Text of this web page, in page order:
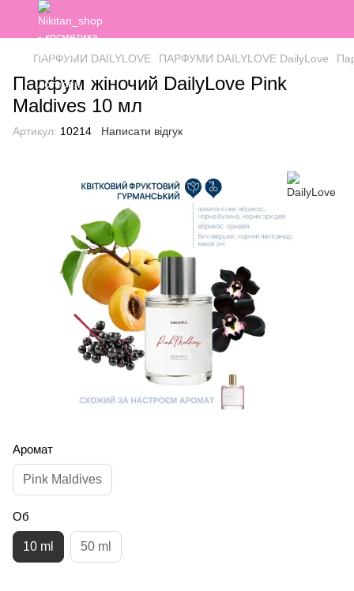
ПАРФУМИ DAILYLOVE ПАРФУМИ DAILYLOVE DailyLove
Парфум жіночий DailyLove Pink
Maldives 10 мл
Артикул: 10214 Написати відгук
Аромат
Pink Maldives
Об
10 ml 50 ml